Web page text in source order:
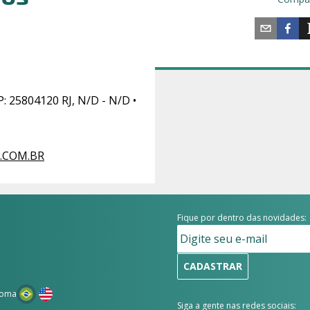
25804120 RJ, N/D - N/D •
Fique por dentro das novidades:
CADASTRAR
Siga a gente nas redes sociais: